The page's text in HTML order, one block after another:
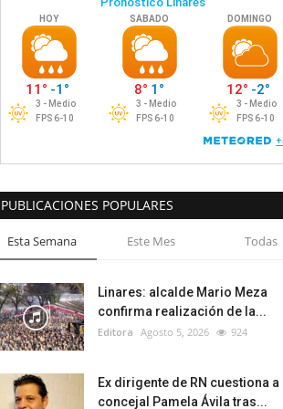
PUBLICACIONES POPULARES
Esta Semana Este Mes Todas
Linares: alcalde Mario Meza
confirma realización de la...
Editora Agosto 5, 2026 924
Ex dirigente de RN cuestiona a
concejal Pamela Ávila tras...